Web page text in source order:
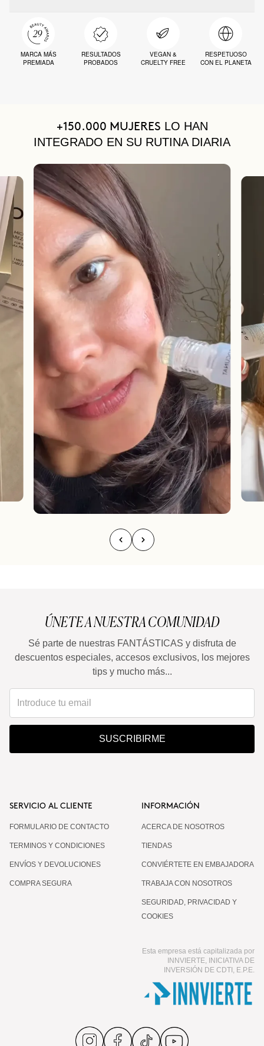
MARCA MÁS
PREMIADA
RESULTADOS
PROBADOS
VEGAN &
CRUELTY FREE
RESPETUOSO
CON EL PLANETA
+150.000 MUJERES LO HAN
INTEGRADO EN SU RUTINA DIARIA
ÚNETE A NUESTRA COMUNIDAD
Sé parte de nuestras FANTÁSTICAS y disfruta de
descuentos especiales, accesos exclusivos, los mejores
tips y mucho más...
SUSCRIBIRME
SERVICIO AL CLIENTE
FORMULARIO DE CONTACTO
TERMINOS Y CONDICIONES
ENVÍOS Y DEVOLUCIONES
COMPRA SEGURA
INFORMACIÓN
ACERCA DE NOSOTROS
TIENDAS
CONVIÉRTETE EN EMBAJADORA
TRABAJA CON NOSOTROS
SEGURIDAD, PRIVACIDAD Y
COOKIES
Esta empresa está capitalizada por
INNVIERTE, INICIATIVA DE
INVERSIÓN DE CDTI, E.P.E.